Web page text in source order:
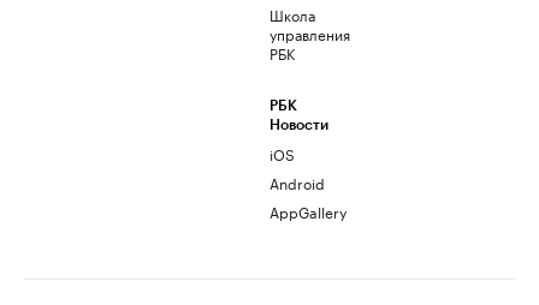
Школа
управления
РБК
РБК
Новости
iOS
Android
AppGallery